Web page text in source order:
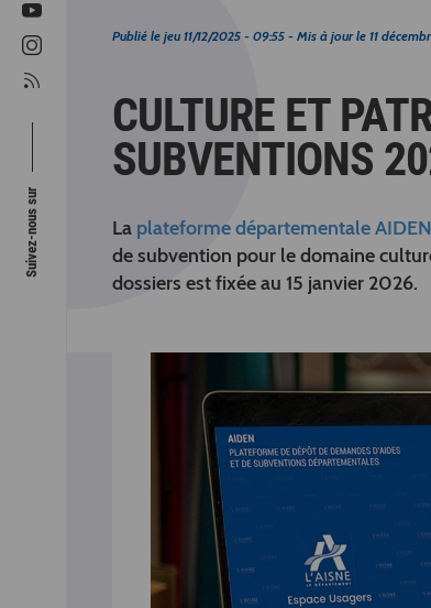
Publié le jeu 11/12/2025 - 09:55 - Mis à jour le 11
CULTURE ET
SUBVENTIONS
La plateforme départementale AIDEN
de subvention pour le domaine
dossiers est fixée au 15 janvier 2026.